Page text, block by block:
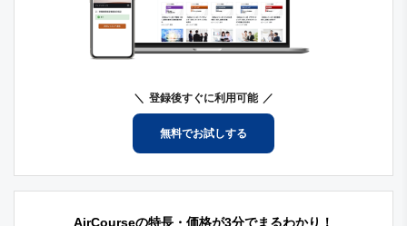
登録後すぐに利用可能
無料でお試しする
AirCourseの特長・価格が3分でまるわかり！